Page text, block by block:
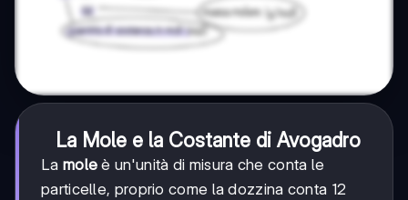
La Mole e la Costante di Avogadro
La mole è un'unità di misura che conta le
particelle, proprio come la dozzina conta 12